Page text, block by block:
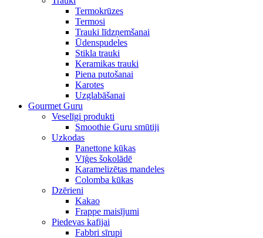
Termokrūzes
Termosi
Trauki līdzņemšanai
Ūdenspudeles
Stikla trauki
Keramikas trauki
Piena putošanai
Karotes
Uzglabāšanai
Gourmet Guru
Veselīgi produkti
Smoothie Guru smūtiji
Uzkodas
Panettone kūkas
Vīģes šokolādē
Karamelizētas mandeles
Colomba kūkas
Dzērieni
Kakao
Frappe maisījumi
Piedevas kafijai
Fabbri sīrupi